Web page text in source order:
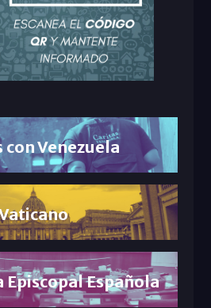
con Venezuela
Episcopal Española